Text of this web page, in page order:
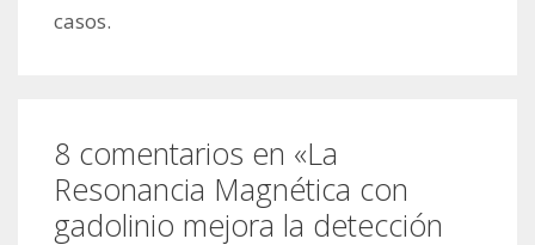
casos.
8 comentarios en «La
Resonancia Magnética con
gadolinio mejora la detección